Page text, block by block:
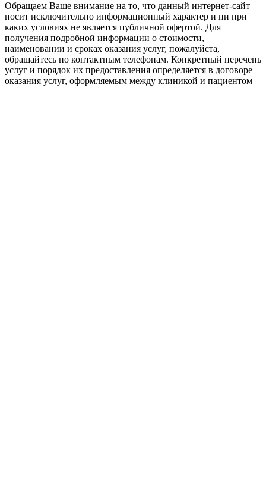
Обращаем Ваше внимание на то, что данный интернет-сайт
носит исключительно информационный характер и ни при
каких условиях не является публичной офертой. Для
получения подробной информации о стоимости,
наименовании и сроках оказания услуг, пожалуйста,
обращайтесь по контактным телефонам. Конкретный перечень
услуг и порядок их предоставления определяется в договоре
оказания услуг, оформляемым между клиникой и пациентом